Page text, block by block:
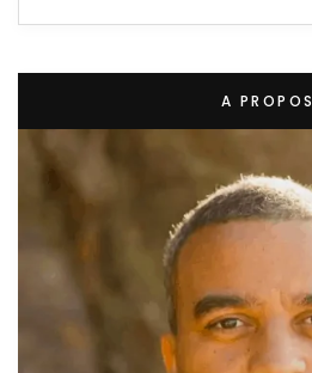
A PROPOS